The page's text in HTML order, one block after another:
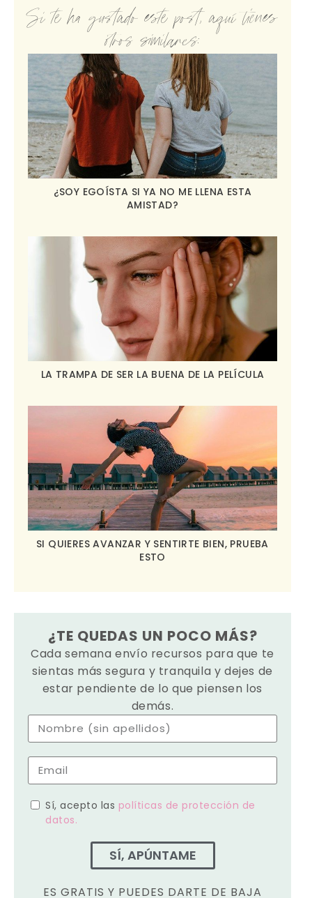
Si te ha gustado este post, aquí tienes
otros similares:
¿SOY EGOÍSTA SI YA NO ME LLENA ESTA
AMISTAD?
LA TRAMPA DE SER LA BUENA DE LA PELÍCULA
SI QUIERES AVANZAR Y SENTIRTE BIEN, PRUEBA
ESTO
¿TE QUEDAS UN POCO MÁS?
Cada semana envío recursos para que te
sientas más segura y tranquila y dejes de
estar pendiente de lo que piensen los
demás.
Sí, acepto las políticas de protección de
datos.
SÍ, APÚNTAME
ES GRATIS Y PUEDES DARTE DE BAJA